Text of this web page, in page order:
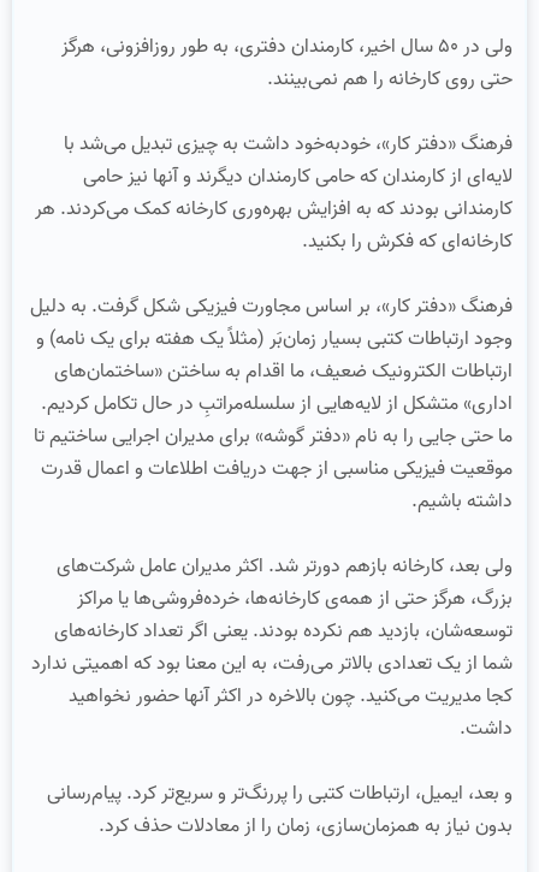
ولی در ۵۰ سال اخیر، کارمندان دفتری، به طور روزافزونی، هرگز
حتی روی کارخانه را هم نمی‌بینند.
فرهنگ «دفتر کار»، خود‌به‌خود داشت به چیزی تبدیل می‌شد با
لایه‌ای از کارمندان که حامی کارمندان دیگرند و آنها نیز حامی
کارمندانی بودند که به افزایش بهره‌وری کارخانه کمک می‌کردند. هر
کارخانه‌ای که فکرش را بکنید.
فرهنگ «دفتر کار»، بر اساس مجاورت فیزیکی شکل گرفت. به دلیل
وجود ارتباطات کتبی بسیار زمان‌بَر (مثلاً یک هفته برای یک نامه) و
ارتباطات الکترونیک ضعیف، ما اقدام به ساختن «ساختمان‌های
اداری» متشکل از لایه‌هایی از سلسله‌مراتبِ در حال تکامل کردیم.
ما حتی جایی را به نام «دفتر گوشه» برای مدیران اجرایی ساختیم تا
موقعیت فیزیکی مناسبی از جهت دریافت اطلاعات و اعمال قدرت
داشته باشیم.
ولی بعد، کارخانه بازهم دورتر شد. اکثر مدیران عامل شرکت‌های
بزرگ، هرگز حتی از همه‌ی کارخانه‌ها، خرده‌فروشی‌ها یا مراکز
توسعه‌شان، بازدید هم نکرده بودند. یعنی اگر تعداد کارخانه‌های
شما از یک تعدادی بالاتر می‌رفت، به این معنا بود که اهمیتی ندارد
کجا مدیریت می‌کنید. چون بالاخره در اکثر آنها حضور نخواهید
داشت.
و بعد، ایمیل، ارتباطات کتبی را پررنگ‌تر و سریع‌تر کرد. پیام‌رسانی
بدون نیاز به همزمان‌سازی، زمان را از معادلات حذف کرد.